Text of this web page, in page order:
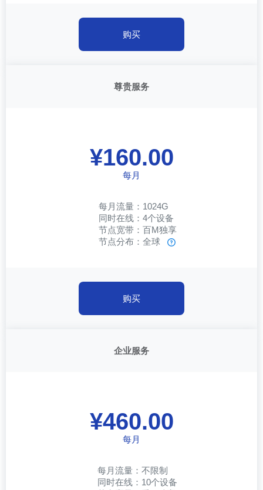
购买
尊贵服务
¥160.00
每月
每月流量：1024G
同时在线：4个设备
节点宽带：百M独享
节点分布：全球
购买
企业服务
¥460.00
每月
每月流量：不限制
同时在线：10个设备